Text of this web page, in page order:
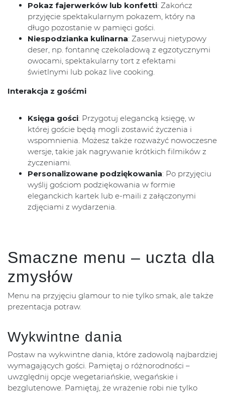
Pokaz fajerwerków lub konfetti: Zakończ
przyjęcie spektakularnym pokazem, który na
długo pozostanie w pamięci gości.
Niespodzianka kulinarna: Zaserwuj nietypowy
deser, np. fontannę czekoladową z egzotycznymi
owocami, spektakularny tort z efektami
świetlnymi lub pokaz live cooking.
Interakcja z gośćmi
Księga gości: Przygotuj elegancką księgę, w
której goście będą mogli zostawić życzenia i
wspomnienia. Możesz także rozważyć nowoczesne
wersje, takie jak nagrywanie krótkich filmików z
życzeniami.
Personalizowane podziękowania: Po przyjęciu
wyślij gościom podziękowania w formie
eleganckich kartek lub e-maili z załączonymi
zdjęciami z wydarzenia.
Smaczne menu – uczta dla
zmysłów
Menu na przyjęciu glamour to nie tylko smak, ale także
prezentacja potraw.
Wykwintne dania
Postaw na wykwintne dania, które zadowolą najbardziej
wymagających gości. Pamiętaj o różnorodności –
uwzględnij opcje wegetariańskie, wegańskie i
bezglutenowe. Pamiętaj, że wrażenie robi nie tylko